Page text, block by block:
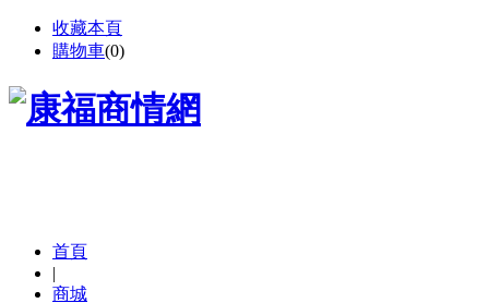
收藏本頁
購物車(0)
首頁
|
商城